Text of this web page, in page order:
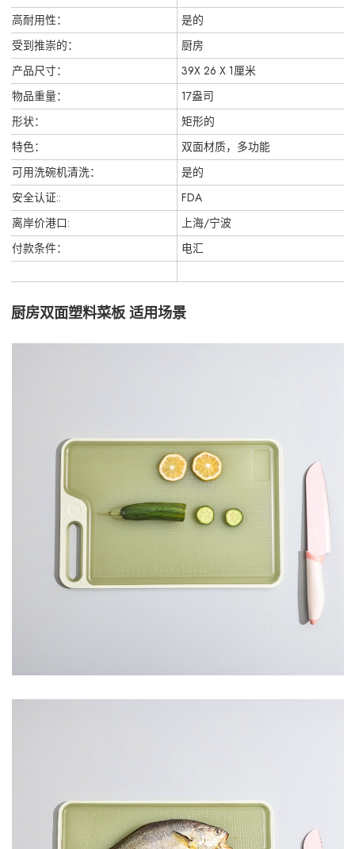
高耐用性：
是的
受到推崇的：
厨房
产品尺寸：
39X 26 X 1厘米
物品重量：
17盎司
形状：
矩形的
特色：
双面材质，多功能
可用洗碗机清洗：
是的
安全认证::
FDA
离岸价港口:
上海/宁波
付款条件：
电汇
厨房双面塑料菜板 适用场景